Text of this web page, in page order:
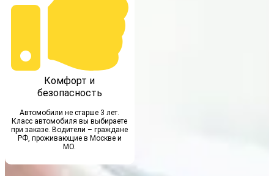
Комфорт и
безопасность
Автомобили не старше 3 лет.
Класс автомобиля вы выбираете
при заказе. Водители – граждане
РФ, проживающие в Москве и
МО.